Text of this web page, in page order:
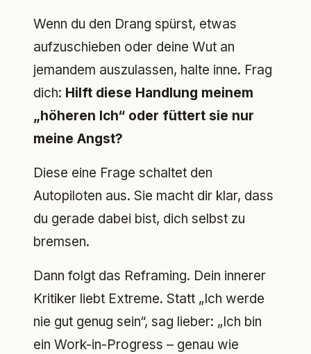
Wenn du den Drang spürst, etwas
aufzuschieben oder deine Wut an
jemandem auszulassen, halte inne. Frag
dich: Hilft diese Handlung meinem
„höheren Ich“ oder füttert sie nur
meine Angst?
Diese eine Frage schaltet den
Autopiloten aus. Sie macht dir klar, dass
du gerade dabei bist, dich selbst zu
bremsen.
Dann folgt das Reframing. Dein innerer
Kritiker liebt Extreme. Statt „Ich werde
nie gut genug sein“, sag lieber: „Ich bin
ein Work-in-Progress – genau wie